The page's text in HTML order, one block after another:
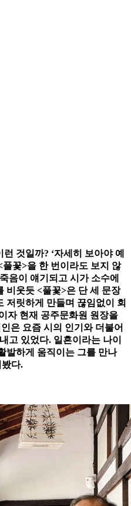
것일까? ‘자세히 보아야 예
꽃>을 한 번이라도 보지 않
음이 얘기되고 시가 소수에
비웃듯 <풀꽃>은 단 세 문장
저릿하게 만들며 끊임없이 회
자 현재 공주문화원 원장을
은 요즘 시의 인기와 더불어
고 있었다. 일흔이라는 나이
발하게 움직이는 그를 만나
다.